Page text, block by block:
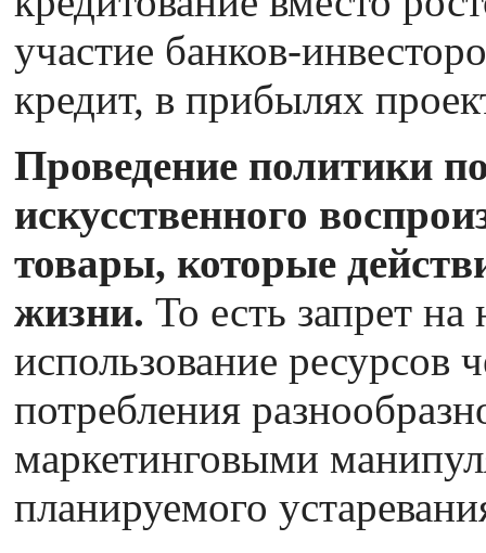
участие банков-
кредит, в прибылях
Проведение политики
искусственного
товары, которые
жизни. То есть запрет
использование ресурсов
потребления
маркетинговыми
планируемого